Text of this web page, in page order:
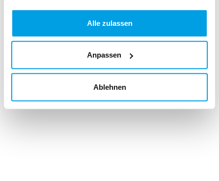
Alle zulassen
Anpassen
Ablehnen